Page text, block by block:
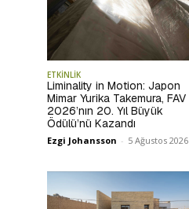
ETKİNLİK
Liminality in Motion: Japon
Mimar Yurika Takemura, FAV
2026’nın 20. Yıl Büyük
Ödülü’nü Kazandı
Ezgi Johansson - 5 Ağustos 2026